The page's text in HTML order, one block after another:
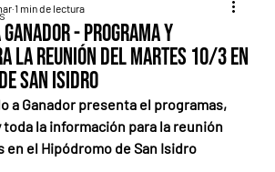
Ganador - Programa y
la reunión del martes 10/3 en
San Isidro
1 min de lectura
a Ganador presenta el programas,
toda la información para la reunión
en el Hipódromo de San Isidro